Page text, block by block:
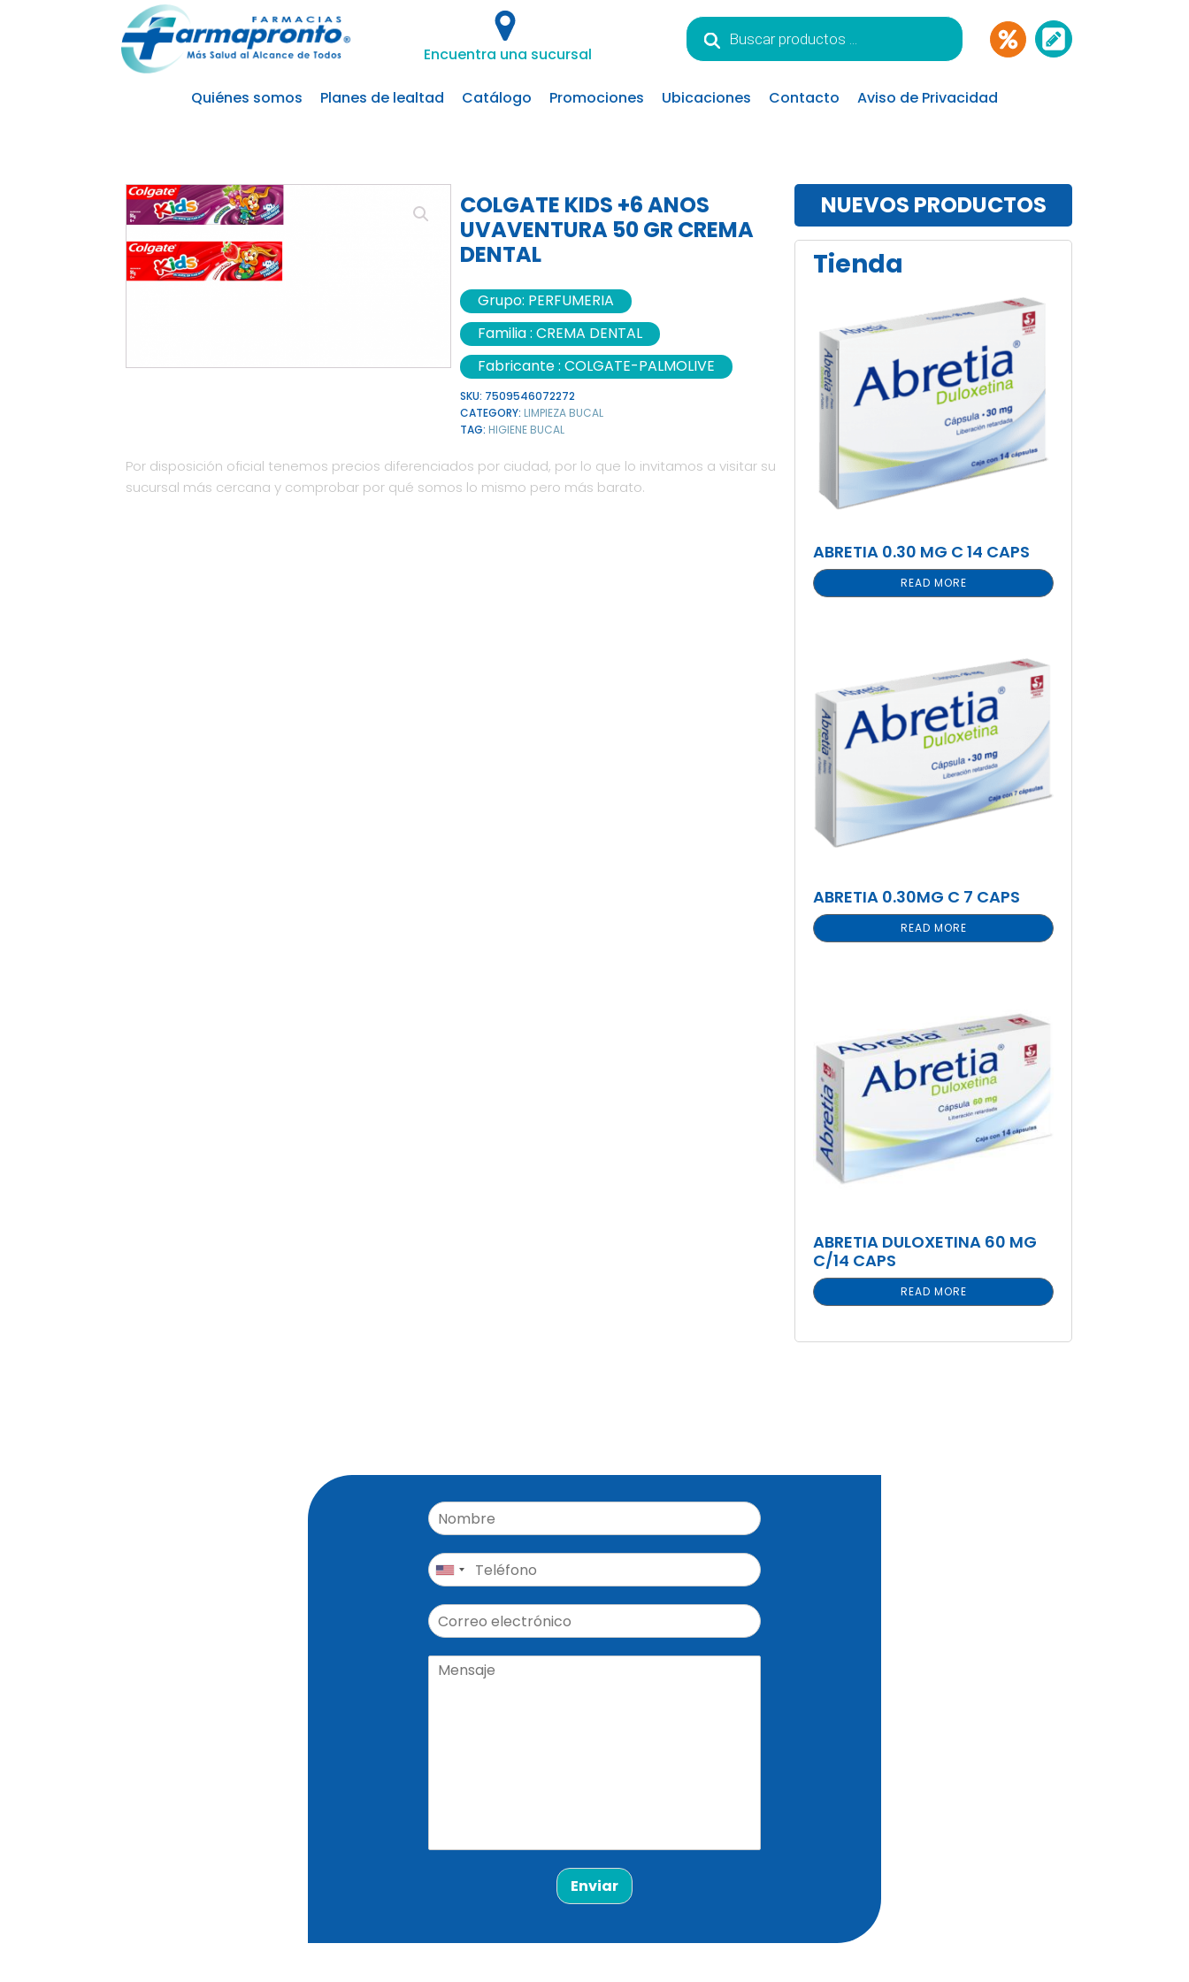
Encuentra una sucursal
Búsqueda
de
productos
Quiénes somos Planes de lealtad Catálogo Promociones Ubicaciones Contacto Aviso de Privacidad
COLGATE KIDS +6 ANOS
UVAVENTURA 50 GR CREMA
DENTAL
Grupo: PERFUMERIA
Familia : CREMA DENTAL
Fabricante : COLGATE-PALMOLIVE
SKU: 7509546072272
CATEGORY: LIMPIEZA BUCAL
TAG: HIGIENE BUCAL
Por disposición oficial tenemos precios diferenciados por ciudad, por lo que lo invitamos a visitar su
sucursal más cercana y comprobar por qué somos lo mismo pero más barato.
NUEVOS PRODUCTOS
Tienda
ABRETIA 0.30 MG C 14 CAPS
READ MORE
ABRETIA 0.30MG C 7 CAPS
READ MORE
ABRETIA DULOXETINA 60 MG
C/14 CAPS
READ MORE
Enviar